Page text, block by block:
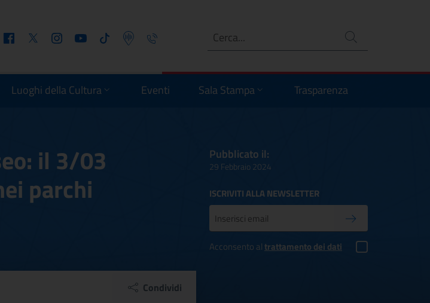
FacebookTwitter InstagramYoutube Tiktok Podcast Telefono Ricerca
Luoghi della Cultura Eventi Sala Stampa Trasparenza
il 3/03
parchi
Pubblicato il:
29 Febbraio 2024
ISCRIVITI ALLA NEWSLETTER
Conferma iscrizione
Acconsento altrattamento dei dati
il 3/03 ingresso gratuito
Condividi